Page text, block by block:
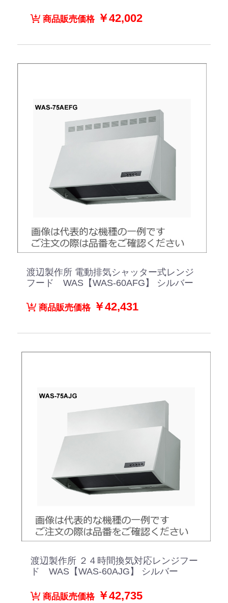
商品販売価格￥42,002
渡辺製作所 電動排気シャッター式レンジ
フード WAS【WAS-60AFG】 シルバー
商品販売価格￥42,431
渡辺製作所 ２４時間換気対応レンジフー
ド WAS【WAS-60AJG】 シルバー
商品販売価格￥42,735